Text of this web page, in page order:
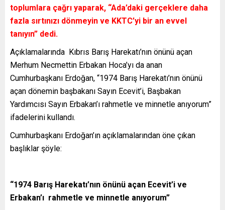
toplumlara çağrı yaparak, “Ada’daki gerçeklere daha
fazla sırtınızı dönmeyin ve KKTC’yi bir an evvel
tanıyın” dedi.
Açıklamalarında Kıbrıs Barış Harekatı’nın önünü açan
Merhum Necmettin Erbakan Hoca’yı da anan
Cumhurbaşkanı Erdoğan, “1974 Barış Harekatı’nın önünü
açan dönemin başbakanı Sayın Ecevit’i, Başbakan
Yardımcısı Sayın Erbakan’ı rahmetle ve minnetle anıyorum”
ifadelerini kullandı.
Cumhurbaşkanı Erdoğan’ın açıklamalarından öne çıkan
başlıklar şöyle:
“1974 Barış Harekatı’nın önünü açan Ecevit’i ve
Erbakan’ı rahmetle ve minnetle anıyorum”